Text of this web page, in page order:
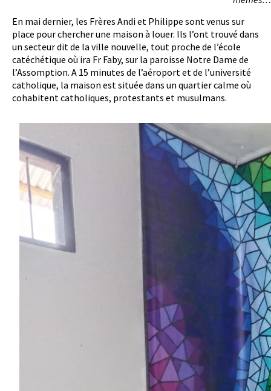
En mai dernier, les Frères Andi et Philippe sont venus sur
place pour chercher une maison à louer. Ils l’ont trouvé dans
un secteur dit de la ville nouvelle, tout proche de l’école
catéchétique où ira Fr Faby, sur la paroisse Notre Dame de
l’Assomption. A 15 minutes de l’aéroport et de l’université
catholique, la maison est située dans un quartier calme où
cohabitent catholiques, protestants et musulmans.